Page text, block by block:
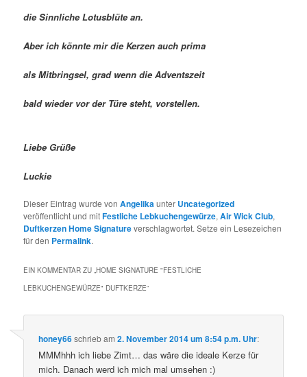
die Sinnliche Lotusblüte an.
Aber ich könnte mir die Kerzen auch prima
als Mitbringsel, grad wenn die Adventszeit
bald wieder vor der Türe steht, vorstellen.
Liebe Grüße
Luckie
Dieser Eintrag wurde vonAngelikaunter Uncategorized
veröffentlicht und mitFestliche Lebkuchengewürze,Air Wick Club,
Duftkerzen Home Signatureverschlagwortet. Setze ein Lesezeichen
für den Permalink.
EIN KOMMENTAR ZU „HOME SIGNATURE "FESTLICHE
LEBKUCHENGEWÜRZE" DUFTKERZE“
honey66schriebam2. November 2014 um 8:54 p.m. Uhr:
MMMhhh ich liebe Zimt… das wäre die ideale Kerze für
mich. Danach werd ich mich mal umsehen :)